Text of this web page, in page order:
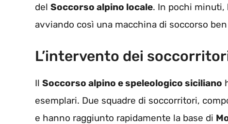
del Soccorso alpino locale. In pochi minuti,
avviando così una macchina di soccorso
L’intervento dei
Il Soccorso alpino e speleologico siciliano
esemplari. Due squadre di soccorritori,
e hanno raggiunto rapidamente la base di